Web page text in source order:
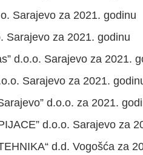
Sarajevo za 2021. godinu
Sarajevo za 2021. godinu
d.o.o. Sarajevo za 2021.
Sarajevo za 2021.
d.o.o. za 2021.
d.o.o. Sarajevo za
d.d. Vogošća za